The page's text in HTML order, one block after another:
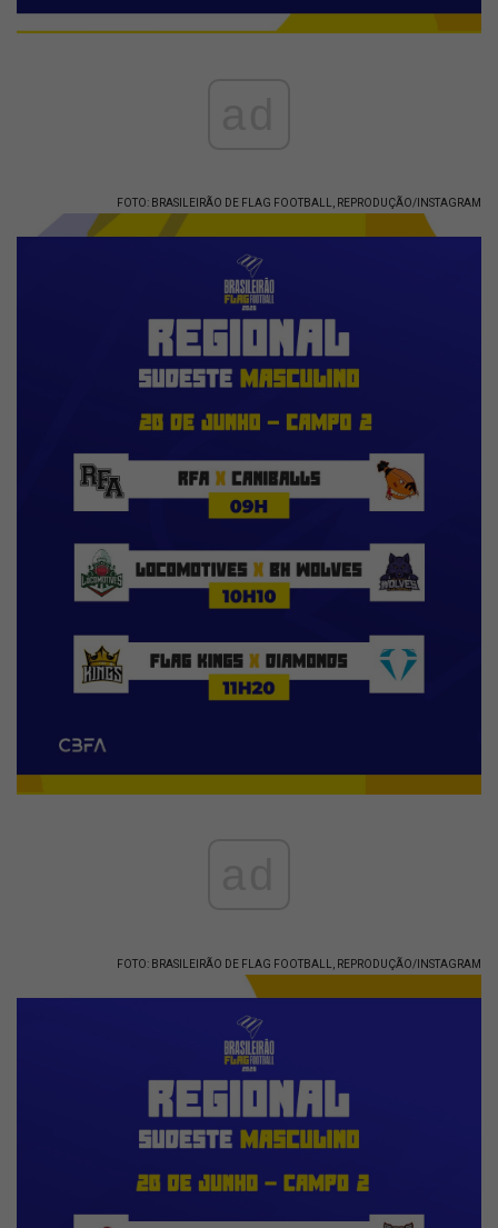
FOTO: BRASILEIRÃO DE FLAG FOOTBALL, REPRODUÇÃO/INSTAGRAM
FOTO: BRASILEIRÃO DE FLAG FOOTBALL, REPRODUÇÃO/INSTAGRAM